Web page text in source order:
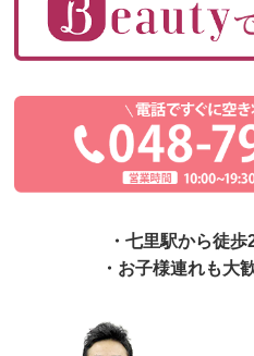
・七里駅から徒
・お子様連れも大